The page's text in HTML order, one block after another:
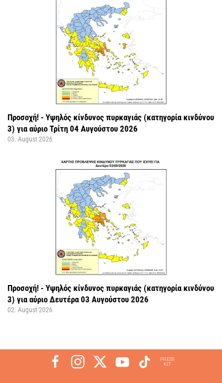
Προσοχή! - Υψηλός κίνδυνος πυρκαγιάς (κατηγορία κινδύνου
3) για αύριο Τρίτη 04 Αυγούστου 2026
03. August 2026
Προσοχή! - Υψηλός κίνδυνος πυρκαγιάς (κατηγορία κινδύνου
3) για αύριο Δευτέρα 03 Αυγούστου 2026
02. August 2026
PRESS
KIT